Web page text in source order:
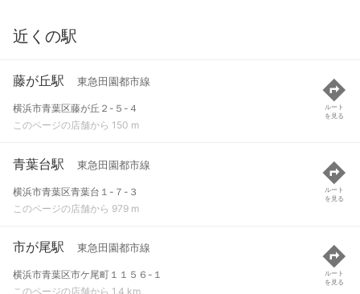
近くの駅
藤が丘駅 東急田園都市線
横浜市青葉区藤が丘２-５-４
このページの店舗から 150 m
ルート
を見る
青葉台駅 東急田園都市線
横浜市青葉区青葉台１-７-３
このページの店舗から 979 m
ルート
を見る
市が尾駅 東急田園都市線
横浜市青葉区市ケ尾町１１５６-１
このページの店舗から 1.4 km
ルート
を見る